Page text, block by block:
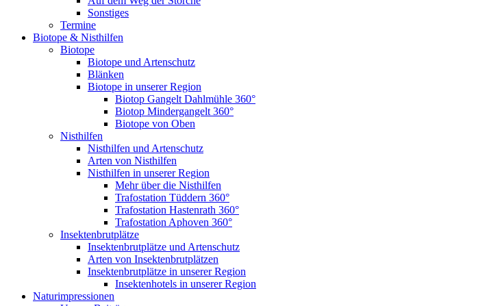
Sonstiges
Termine
Biotope & Nisthilfen
Biotope
Biotope und Artenschutz
Blänken
Biotope in unserer Region
Biotop Gangelt Dahlmühle 360°
Biotop Mindergangelt 360°
Biotope von Oben
Nisthilfen
Nisthilfen und Artenschutz
Arten von Nisthilfen
Nisthilfen in unserer Region
Mehr über die Nisthilfen
Trafostation Tüddern 360°
Trafostation Hastenrath 360°
Trafostation Aphoven 360°
Insektenbrutplätze
Insektenbrutplätze und Artenschutz
Arten von Insektenbrutplätzen
Insektenbrutplätze in unserer Region
Insektenhotels in unserer Region
Naturimpressionen